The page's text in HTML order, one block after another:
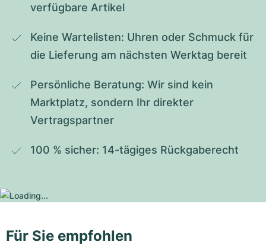
verfügbare Artikel
Keine Wartelisten: Uhren oder Schmuck für
die Lieferung am nächsten Werktag bereit
Persönliche Beratung: Wir sind kein
Marktplatz, sondern Ihr direkter
Vertragspartner
100 % sicher: 14-tägiges Rückgaberecht
Für Sie empfohlen